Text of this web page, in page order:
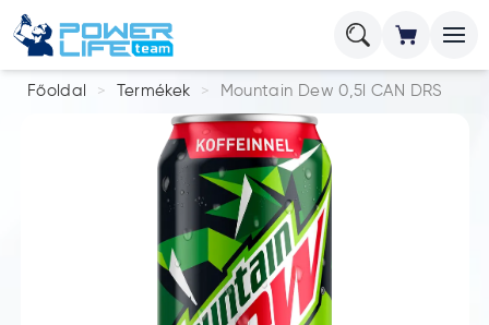
Főoldal Termékek Mountain Dew 0,5l CAN DRS